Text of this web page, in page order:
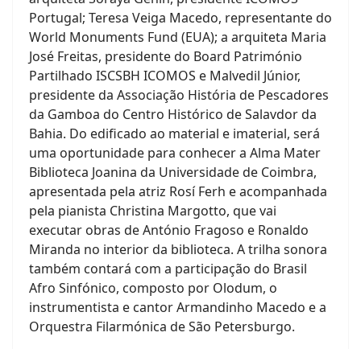
Portugal; Teresa Veiga Macedo, representante do
World Monuments Fund (EUA); a arquiteta Maria
José Freitas, presidente do Board Património
Partilhado ISCSBH ICOMOS e Malvedil Júnior,
presidente da Associação História de Pescadores
da Gamboa do Centro Histórico de Salavdor da
Bahia. Do edificado ao material e imaterial, será
uma oportunidade para conhecer a Alma Mater
Biblioteca Joanina da Universidade de Coimbra,
apresentada pela atriz Rosí Ferh e acompanhada
pela pianista Christina Margotto, que vai
executar obras de António Fragoso e Ronaldo
Miranda no interior da biblioteca. A trilha sonora
também contará com a participação do Brasil
Afro Sinfónico, composto por Olodum, o
instrumentista e cantor Armandinho Macedo e a
Orquestra Filarmónica de São Petersburgo.